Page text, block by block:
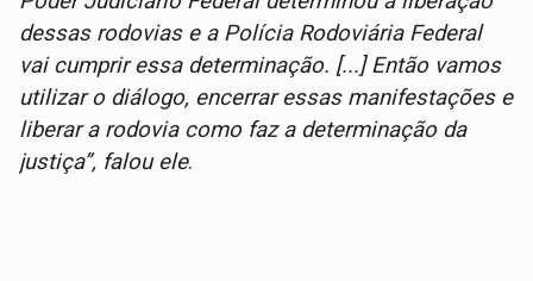
dessas rodovias e a Polícia Rodoviária Federal
vai cumprir essa determinação. [...] Então vamos
utilizar o diálogo, encerrar essas manifestações e
liberar a rodovia como faz a determinação da
justiça”, falou ele.